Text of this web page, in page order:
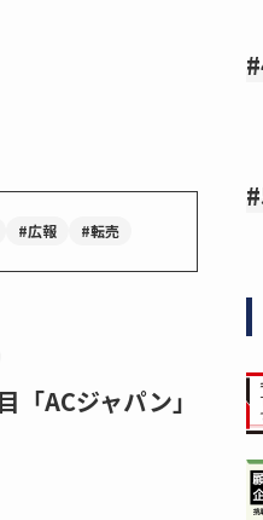
#広報 #転売
「ACジャパン」